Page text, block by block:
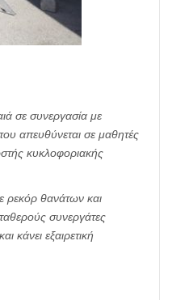
σε συνεργασία με
απευθύνεται σε μαθητές
κυκλοφοριακής
ρεκόρ θανάτων και
συνεργάτες
κάνει εξαιρετική